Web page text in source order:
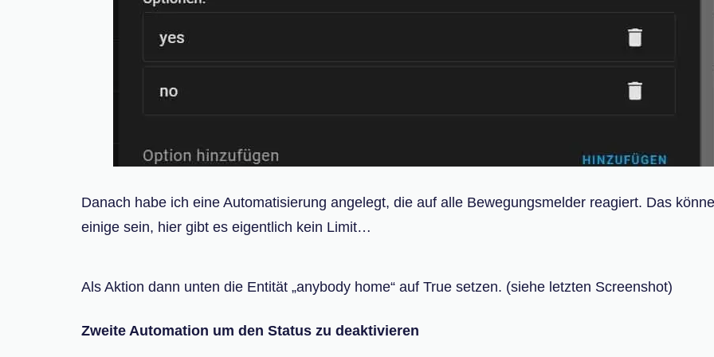
Danach habe ich eine Automatisierung angelegt, die auf alle Bewegungsmelder reagiert. Das
einige sein, hier gibt es eigentlich kein Limit…
Als Aktion dann unten die Entität „anybody home“ auf True setzen. (siehe letzten Screenshot)
Zweite Automation um den Status zu deaktivieren